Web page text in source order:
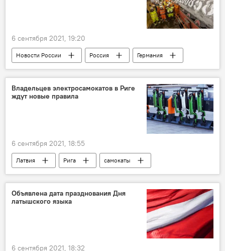
6 сентября 2021, 19:20
Новости России Россия
Германия
строительство
газ
"Северный поток - 2" - труба раздора
газопровод
Владельцев электросамокатов в Риге
ждут новые правила
6 сентября 2021, 18:55
Латвия Рига самокаты
Объявлена дата празднования Дня
латышского языка
6 сентября 2021, 18:32